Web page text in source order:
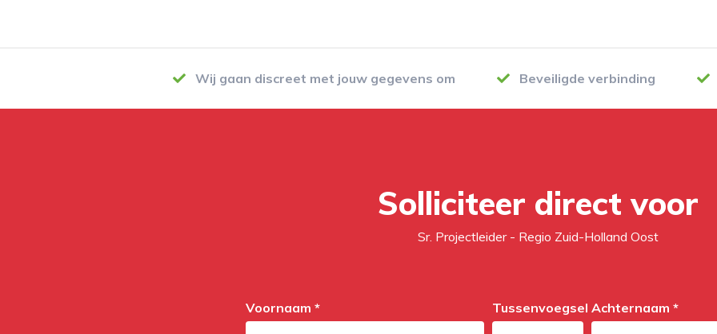
Wij gaan discreet met jouw gegevens om Beveiligde verbinding
Solliciteer direct voor
Sr. Projectleider - Regio Zuid-Holland Oost
Voornaam * Tussenvoegsel Achternaam *